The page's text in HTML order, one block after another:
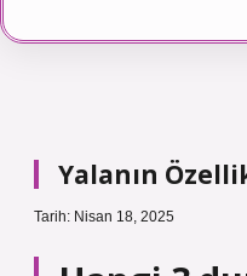
Yalanın
Tarih: Nisan 18, 2025